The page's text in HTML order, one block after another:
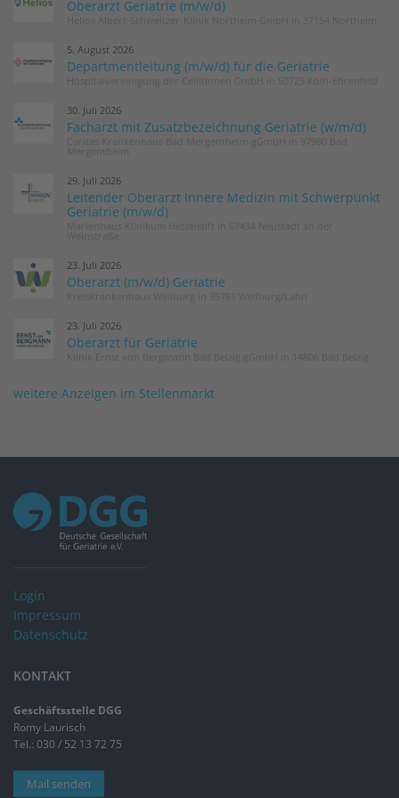
Oberarzt Geriatrie (m/w/d)
5. August 2026
Departmentleitung (m/w/d) für die Geriatrie
30. Juli 2026
Facharzt mit Zusatzbezeichnung Geriatrie (w/m/d)
29. Juli 2026
Leitender Oberarzt Innere Medizin mit Schwerpunkt
Geriatrie (m/w/d)
23. Juli 2026
Oberarzt (m/w/d) Geriatrie
23. Juli 2026
Oberarzt für Geriatrie
weitere Anzeigen im Stellenmarkt
Login
Impressum
Datenschutz
KONTAKT
Geschäftsstelle DGG
Romy Laurisch
Tel.: 030 / 52 13 72 75
Mail senden